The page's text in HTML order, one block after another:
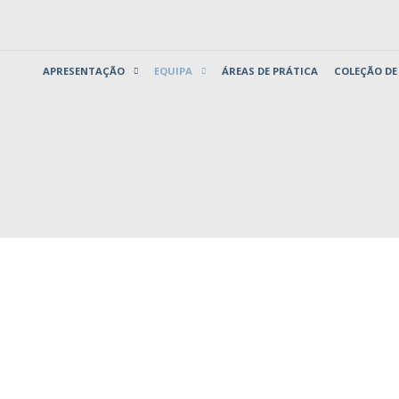
APRESENTAÇÃO EQUIPA ÁREAS DE PRÁTICA COLEÇÃO